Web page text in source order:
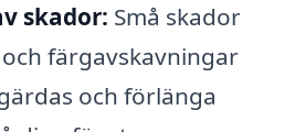
skador: Små skador
färgavskavningar
och förlänga